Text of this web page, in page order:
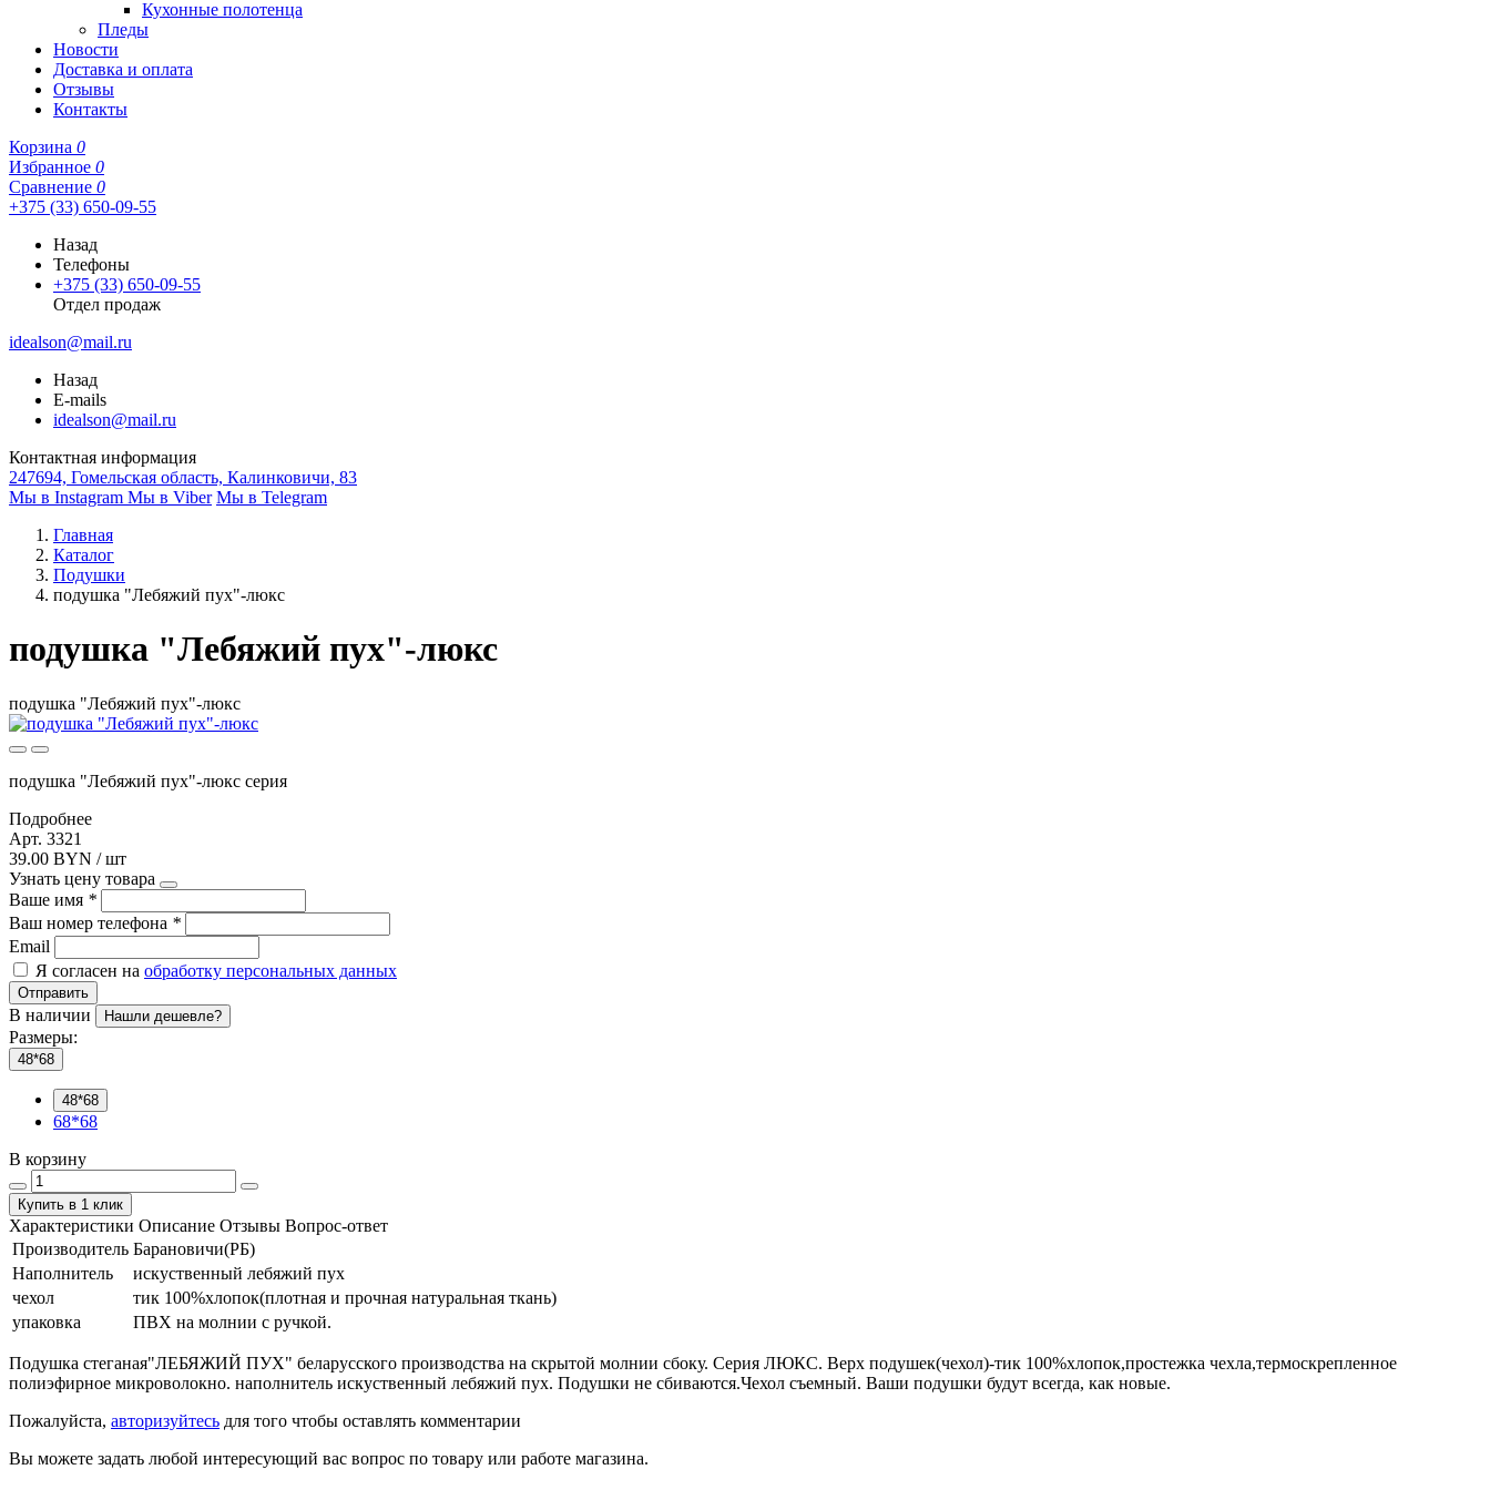
Кухонные полотенца
Пледы
Новости
Доставка и оплата
Отзывы
Контакты
Корзина 0
Избранное 0
Сравнение 0
+375 (33) 650-09-55
Назад
Телефоны
+375 (33) 650-09-55
Отдел продаж
idealson@mail.ru
Назад
E-mails
idealson@mail.ru
Контактная информация
247694, Гомельская область, Калинковичи, 83
Мы в Instagram Мы в Viber Мы в Telegram
Главная
Каталог
Подушки
подушка "Лебяжий пух"-люкс
подушка "Лебяжий пух"-люкс
подушка "Лебяжий пух"-люкс
подушка "Лебяжий пух"-люкс серия
Подробнее
Арт. 3321
39.00 BYN / шт
Узнать цену товара
Ваше имя *
Ваш номер телефона *
Email
Я согласен на обработку персональных данных
Отправить
В наличии Нашли дешевле?
Размеры:
48*68
48*68
68*68
В корзину
Купить в 1 клик
Характеристики Описание Отзывы Вопрос-ответ
Производитель Барановичи(РБ)
Наполнитель
искуственный лебяжий пух
чехол
тик 100%хлопок(плотная и прочная натуральная ткань)
упаковка
ПВХ на молнии с ручкой.
Подушка стеганая"ЛЕБЯЖИЙ ПУХ" беларусского производства на скрытой молнии сбоку. Серия ЛЮКС. Верх подушек(чехол)-тик 100%хлопок,простежка чехла,термоскрепленное
полиэфирное микроволокно. наполнитель искуственный лебяжий пух. Подушки не сбиваются.Чехол съемный. Ваши подушки будут всегда, как новые.
Пожалуйста, авторизуйтесь для того чтобы оставлять комментарии
Вы можете задать любой интересующий вас вопрос по товару или работе магазина.